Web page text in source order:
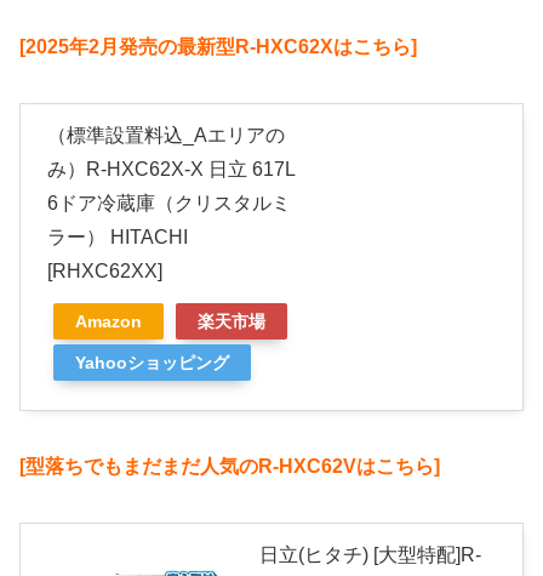
[2025年2月発売の最新型R-HXC62Xはこちら]
（標準設置料込_Aエリアの
み）R-HXC62X-X 日立 617L
6ドア冷蔵庫（クリスタルミ
ラー） HITACHI
[RHXC62XX]
Amazon 楽天市場
Yahooショッピング
[型落ちでもまだまだ人気のR-HXC62Vはこちら]
日立(ヒタチ) [大型特配]R-